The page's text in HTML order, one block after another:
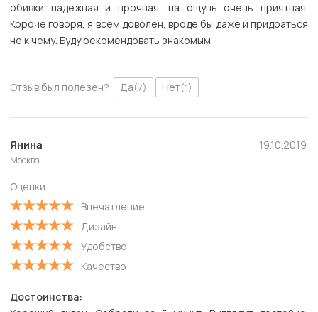
обивки надежная и прочная, на ощупь очень приятная.
Короче говоря, я всем доволен, вроде бы даже и придраться
не к чему. Буду рекомендовать знакомым.
Отзыв был полезен? Да(7) Нет(1)
Янина
Москва
Оценки
Впечатление
Дизайн
Удобство
Качество
19.10.2019
Достоинства: